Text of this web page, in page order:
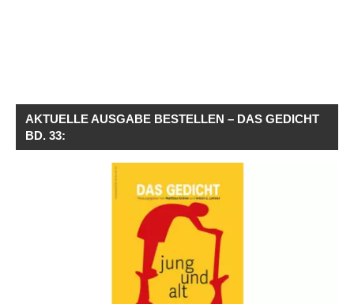
AKTUELLE AUSGABE BESTELLEN – DAS GEDICHT
BD. 33: